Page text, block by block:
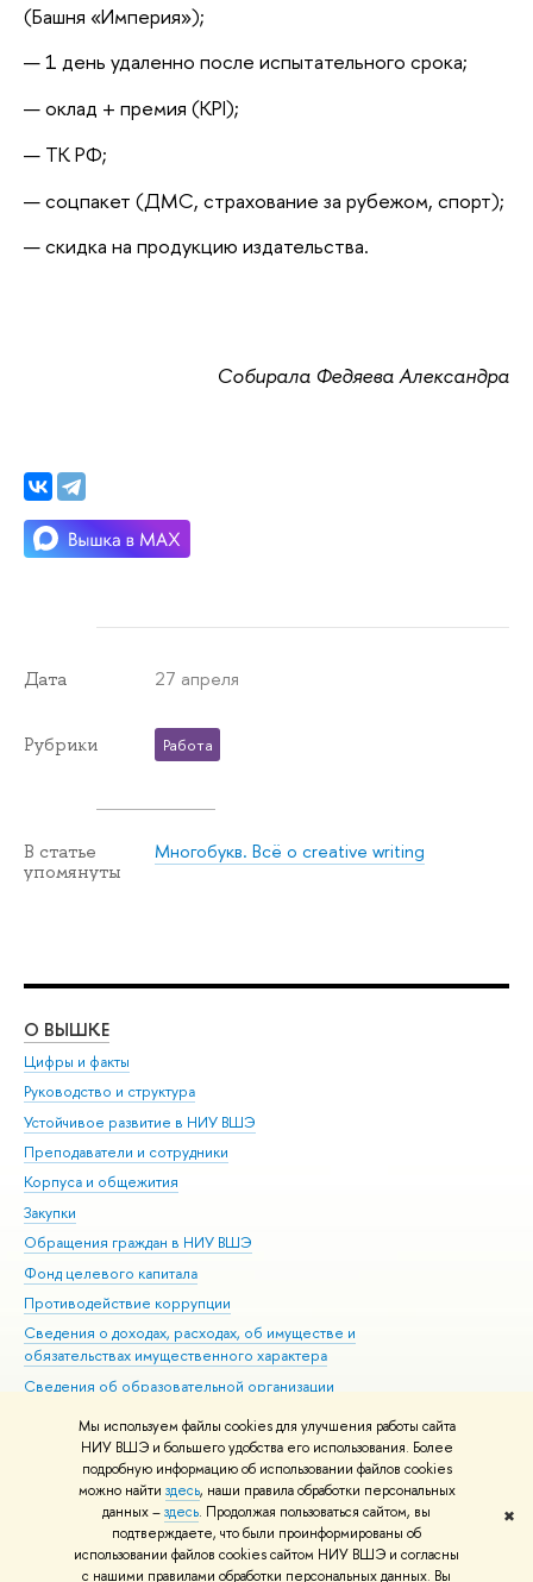
Мы используем файлы cookies для улучшения работы сайта
НИУ ВШЭ и большего удобства его использования. Более
подробную информацию об использовании файлов cookies
можно найти здесь, наши правила обработки персональных
данных –здесь. Продолжая пользоваться сайтом, вы
подтверждаете, что были проинформированы об
использовании файлов cookies сайтом НИУ ВШЭ и согласны
с нашими правилами обработки персональных данных. Вы
✖
(Башня «Империя»);
1 день удаленно после испытательного срока;
оклад + премия (KPI);
ТК РФ;
соцпакет (ДМС, страхование за рубежом, спорт);
скидка на продукцию издательства.
Собирала Федяева Александра
Дата 27 апреля
Рубрики Работа
В статье
упомянуты
Многобукв. Всё о creative writing
О ВЫШКЕ
Цифры и факты
Руководство и структура
Устойчивое развитие в НИУ ВШЭ
Преподаватели и сотрудники
Корпуса и общежития
Закупки
Обращения граждан в НИУ ВШЭ
Фонд целевого капитала
Противодействие коррупции
Сведения о доходах, расходах, об имуществе и
обязательствах имущественного характера
Сведения об образовательной организации
Людям с ограниченными возможностями здоровья
Единая платежная страница
Работа в Вышке
© НИУ ВШЭ 1993–2026 Адреса и контакты Условия использования
материалов Политика конфиденциальности Карта сайта